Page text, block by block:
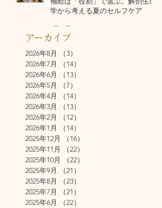
学から考える夏のセルフケア
7月17日
アーカイブ
2026年8月
（3）
2026年7月
（14）
2026年6月
（13）
2026年5月
（7）
2026年4月
（14）
2026年3月
（13）
2026年2月
（12）
2026年1月
（14）
2025年12月
（16）
2025年11月
（22）
2025年10月
（22）
2025年9月
（21）
2025年8月
（23）
2025年7月
（21）
2025年6月
（22）